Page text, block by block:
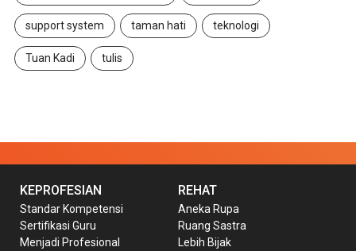
support system taman hati teknologi
Tuan Kadi tulis
KEPROFESIAN
Standar Kompetensi
Sertifikasi Guru
Menjadi Profesional
REHAT
Aneka Rupa
Ruang Sastra
Lebih Bijak